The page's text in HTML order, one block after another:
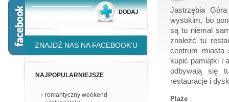
ZNAJDŹ NAS NA FACEBOOK'U
NAJPOPULARNIEJSZE
romantyczny weekend
Jastrzębia
wysokim, bo
są tu niemal
znaleźć tu
centrum miasta
kupić pamiątki i
odbywają się
restauracje i
Plaże